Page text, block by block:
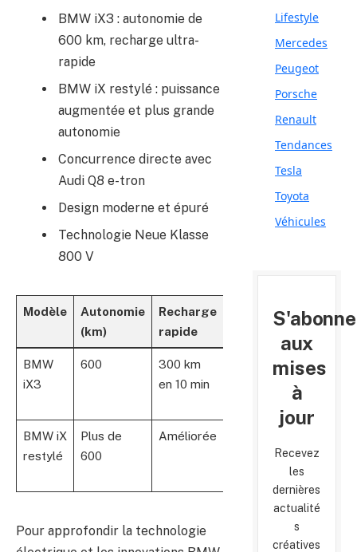
BMW iX3 : autonomie de
600 km, recharge ultra-
rapide
BMW iX restylé : puissance
augmentée et plus grande
autonomie
Concurrence directe avec
Audi Q8 e-tron
Design moderne et épuré
Technologie Neue Klasse
800 V
Modèle
Autonomie
(km)
Recharge
rapide
Puissance
BMW
iX3
600
300 km
en 10 min
Neue
BMW iX
restylé
Plus de
600
Améliorée
traction
Pour approfondir la technologie
Lifestyle
Mercedes
Peugeot
Porsche
Renault
Tendances
Tesla
Toyota
Véhicules
aux
mises
à
jour
Recevez
les
dernières
actualité
s
créatives